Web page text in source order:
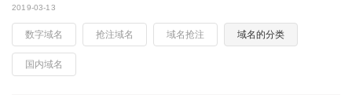
2019-03-13
数字域名 抢注域名 域名抢注 域名的分类
国内域名